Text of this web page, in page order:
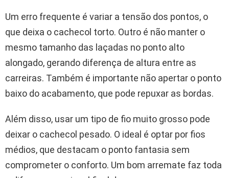
Um erro frequente é variar a tensão dos pontos, o
que deixa o cachecol torto. Outro é não manter o
mesmo tamanho das laçadas no ponto alto
alongado, gerando diferença de altura entre as
carreiras. Também é importante não apertar o ponto
baixo do acabamento, que pode repuxar as bordas.
Além disso, usar um tipo de fio muito grosso pode
deixar o cachecol pesado. O ideal é optar por fios
médios, que destacam o ponto fantasia sem
comprometer o conforto. Um bom arremate faz toda